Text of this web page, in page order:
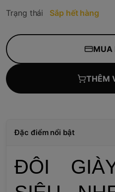
Trạng thái Sắp hết hàng
MUA
THÊM
Đặc điểm nổi bật
ĐÔI